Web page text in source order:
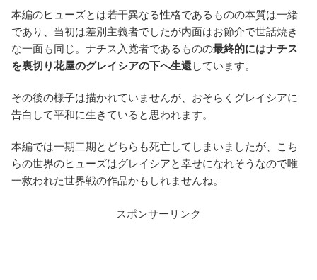
本編のヒューズとは若干異なる性格であるものの本質は一緒
であり、当初は差別主義者でしたが内面はお節介で世話焼き
な一面も同じ。ナチス入党者であるものの最終的にはナチス
を裏切り花屋のグレイシアの下へ生還 しています。
その後の様子は描かれていませんが、おそらくグレイシアに
告白して平和に生きていると思われます。
本編では一期二期とどちらも死亡してしまいましたが、こち
らの世界のヒューズはグレイシアと幸せになれそうなので唯
一救われた世界戦の作品かもしれませんね。
スポンサーリンク